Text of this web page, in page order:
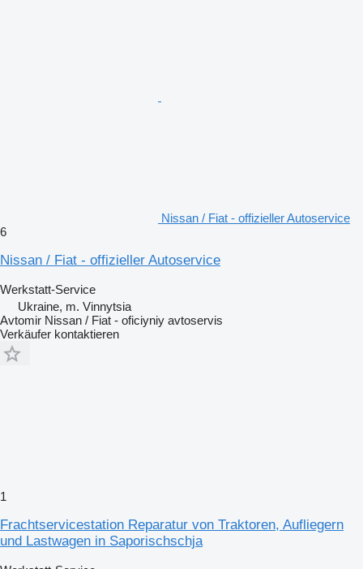
Nissan / Fiat - offizieller Autoservice
6
Nissan / Fiat - offizieller Autoservice
Werkstatt-Service
Ukraine, m. Vinnytsia
Avtomir Nissan / Fiat - oficiyniy avtoservis
Verkäufer kontaktieren
1
Frachtservicestation Reparatur von Traktoren, Aufliegern
und Lastwagen in Saporischschja